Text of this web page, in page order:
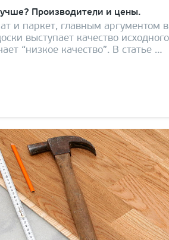
Производители и цены.
и паркет, главным аргументом в
выступает качество
“низкое качество”. В статье …